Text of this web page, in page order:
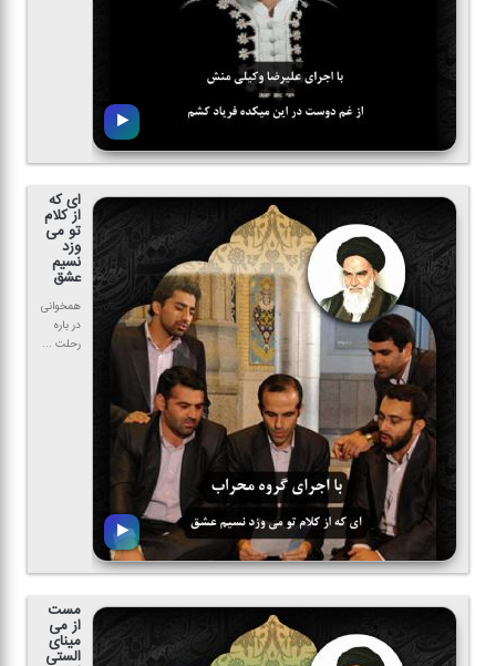
ای كه
از كلام
تو می
وزد
نسیم
عشق
همخوانی
در باره
رحلت ...
مست
از می
مینای
الستی